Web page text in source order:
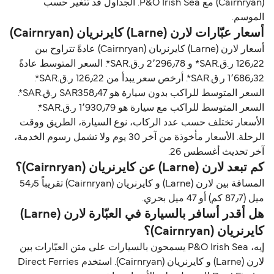
(Cairnryan) مع P&O Irish Sea. الجداول قد تتغير حسب
الموسم.
أسعار عبّارات لارن (Larne) كايرنريان (Cairnryan)
أسعار لارن (Larne) كايرنريان (Cairnryan) عادةً تتراوح بين
126٫22 ر.ق.‏SAR* و 2٬296٫78 ر.ق.‏SAR*. السعر المتوسط عادةً
1٬686٫32 ر.ق.‏SAR*. أرخص سعر يبدأ من 126٫22 ر.ق.‏SAR*.
السعر المتوسط للراكب بدون سيارة هو SAR358٫47 ر.ق.‏SAR*.
السعر المتوسط للراكب مع سيارة هو 1٬930٫79 ر.ق.‏SAR*.
الأسعار تختلف حسب عدد الركاب، نوع السيارة، الطريق ووقت
الرحلة. الأسعار مأخوذة من آخر 30 يوم ولا تشمل رسوم الخدمة،
آخر تحديث أغسطس 26.
كم تبعد لارن (Larne) عن كايرنريان (Cairnryan)؟
المسافة بين لارن (Larne) و كايرنريان (Cairnryan) تقريباً 54٫5
ميل (87٫7 كم) أو 47 ميل بحري.
هل أقدر أسافر بالسيارة في العبّارة لارن (Larne)
كايرنريان (Cairnryan)؟
إيه، P&O Irish Sea يسمحون بالسيارات على متن العبّارات بين
لارن (Larne) و كايرنريان (Cairnryan). استخدم Direct Ferries